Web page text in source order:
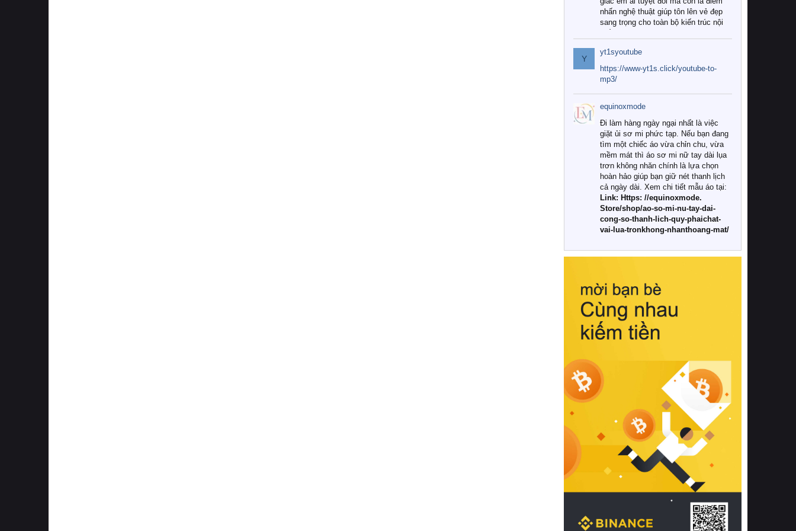
nhấn nghệ thuật giúp tôn lên vẻ đẹp
sang trọng cho toàn bộ kiến trúc nội
Tuy nhiên, giữa thị trường đa dạng
với vô vàn thương hiệu và mẫu mã
như hiện nay, làm thế nào để chọn
được những bộ chăn ga gối đệm cao
cấp thực sự chất lượng, phù hợp với
khí hậu và nhu cầu sử dụng của gia
đình? Hãy cùng chúng tôi đi tìm lời
giải đáp chi tiết qua bài viết dưới đây.
1. Tại sao các gia đình hiện đại lại ưa
chuộng chăn ga gối đệm cao cấp?
Khác với các dòng sản phẩm thông
thường, những bộ chăn ga gối đệm
cao cấp trải qua quy trình sản xuất
nghiêm ngặt từ khâu chọn lọc nguyên
liệu tự nhiên đến công nghệ dệt
nhuộm hiện đại không chứa hóa chất
này, bạn sẽ cảm nhận rõ rệt sự khác
hồi chuẩn xác của phần đệm nâng đỡ
cột sống.
Bên cạnh đó, việc lựa chọn các dòng
sản phẩm đạt chuẩn chất lượng quốc
tế còn giúp ngăn ngừa tình trạng kích
khuẩn và nấm mốc trong điều kiện
thời tiết nóng ẩm. Bạn có thể tìm hiểu
thêm các nghiên cứu khoa học về tác
động của giấc ngủ và môi trường
phòng ngủ đối với sức khỏe con
người tại Sleep Foundation (External
Link) để có cái nhìn toàn diện hơn.
2. Các tiêu chí vàng khi lựa chọn
chăn ga gối đệm cao cấp cho phòng
ngủ
Để sở hữu một bộ chăn ga gối đệm
cao cấp hoàn hảo cả về thẩm mỹ lẫn
công năng, người tiêu dùng cần cân
nhắc kỹ lưỡng các tiêu chí quan trọng
Y
yt1syoutube
https://www-yt1s.click/youtube-to-
mp3/
equinoxmode
Đi làm hàng ngày ngại nhất là việc
giặt ủi sơ mi phức tạp. Nếu bạn đang
tìm một chiếc áo vừa chỉn chu, vừa
mềm mát thì áo sơ mi nữ tay dài lụa
trơn không nhăn chính là lựa chọn
hoàn hảo giúp bạn giữ nét thanh lịch
cả ngày dài. Xem chi tiết mẫu áo tại:
Link: Https: //equinoxmode.
Store/shop/ao-so-mi-nu-tay-dai-
cong-so-thanh-lich-quy-phaichat-
vai-lua-tronkhong-nhanthoang-mat/